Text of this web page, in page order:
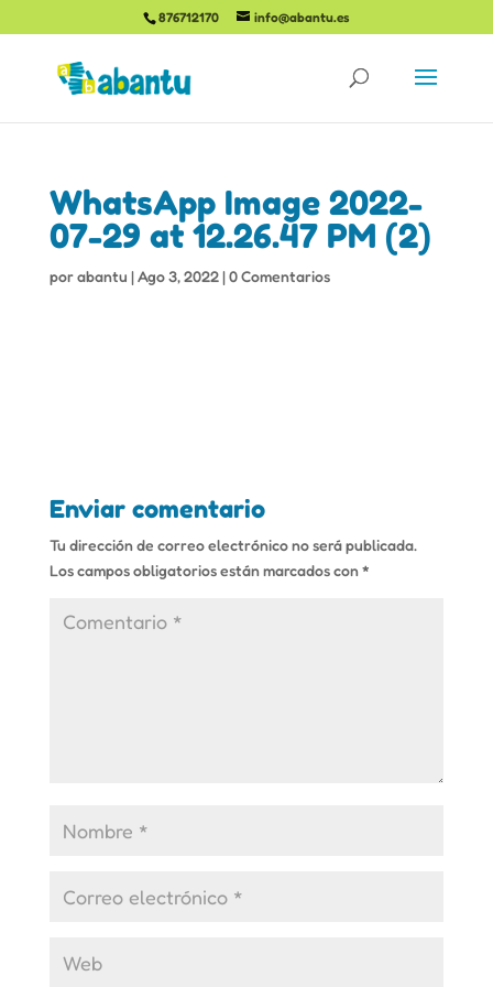
876712170 info@abantu.es
WhatsApp Image 2022-
07-29 at 12.26.47 PM (2)
porabantu |Ago 3, 2022|0 Comentarios
Enviar comentario
Tu dirección de correo electrónico no será publicada.
Los campos obligatorios están marcados con*